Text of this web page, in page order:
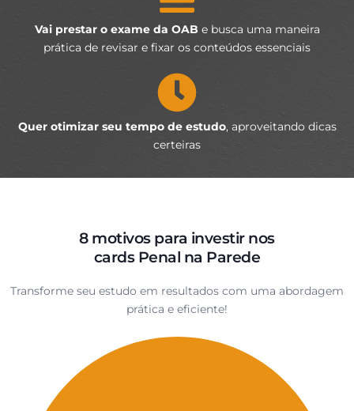
Vai prestar o exame da OAB e busca uma maneira
prática de revisar e fixar os conteúdos essenciais
Quer otimizar seu tempo de estudo, aproveitando dicas
certeiras
8 motivos para investir nos
cards Penal na Parede
Transforme seu estudo em resultados com uma abordagem
prática e eficiente!